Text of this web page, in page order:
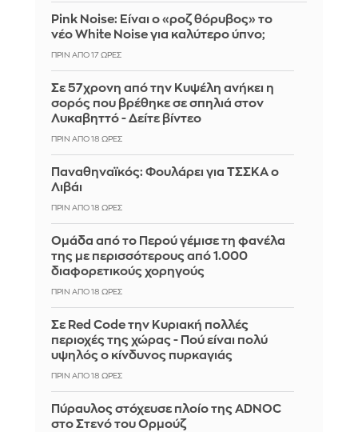
Pink Noise: Είναι ο «ροζ θόρυβος» το
νέο White Noise για καλύτερο ύπνο;
ΠΡΙΝ ΑΠΌ 17 ΏΡΕΣ
Σε 57χρονη από την Κυψέλη ανήκει η
σορός που βρέθηκε σε σπηλιά στον
Λυκαβηττό - Δείτε βίντεο
ΠΡΙΝ ΑΠΌ 18 ΏΡΕΣ
Παναθηναϊκός: Φουλάρει για ΤΣΣΚΑ ο
Λιβάι
ΠΡΙΝ ΑΠΌ 18 ΏΡΕΣ
Ομάδα από το Περού γέμισε τη φανέλα
της με περισσότερους από 1.000
διαφορετικούς χορηγούς
ΠΡΙΝ ΑΠΌ 18 ΏΡΕΣ
Σε Red Code την Κυριακή πολλές
περιοχές της χώρας - Πού είναι πολύ
υψηλός ο κίνδυνος πυρκαγιάς
ΠΡΙΝ ΑΠΌ 18 ΏΡΕΣ
Πύραυλος στόχευσε πλοίο της ADNOC
στο Στενό του Ορμούζ